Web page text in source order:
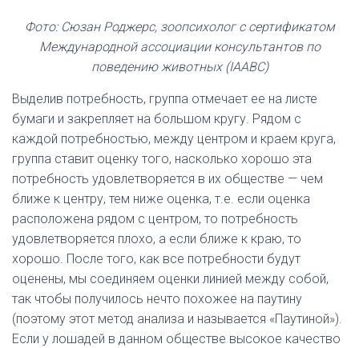
Фото: Сюзан Роджерс, зоопсихолог с сертификатом
Международной ассоциации консультантов по
поведению животных (IAABC)
Выделив потребность, группа отмечает ее на листе
бумаги и закрепляет на большом кругу. Рядом с
каждой потребностью, между центром и краем круга,
группа ставит оценку того, насколько хорошо эта
потребность удовлетворяется в их обществе — чем
ближе к центру, тем ниже оценка, т.е. если оценка
расположена рядом с центром, то потребность
удовлетворяется плохо, а если ближе к краю, то
хорошо. После того, как все потребности будут
оценены, мы соединяем оценки линией между собой,
так чтобы получилось нечто похожее на паутину
(поэтому этот метод анализа и называется «Паутиной»).
Если у лошадей в данном обществе высокое качество